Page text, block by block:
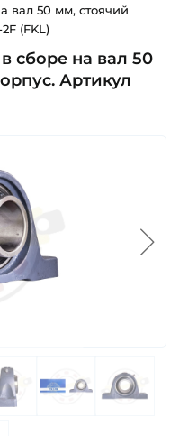
вал 50 мм, стоячий
(FKL)
сборе на вал 50
Артикул